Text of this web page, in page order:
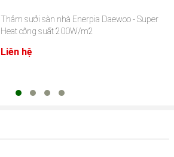
Thảm sưởi sàn nhà Enerpia Daewoo - Super
Heat công suất 200W/m2
Liên hệ